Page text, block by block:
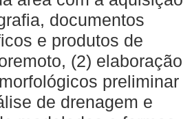
documentos
e produtos de
(2) elaboração
preliminar
de drenagem e